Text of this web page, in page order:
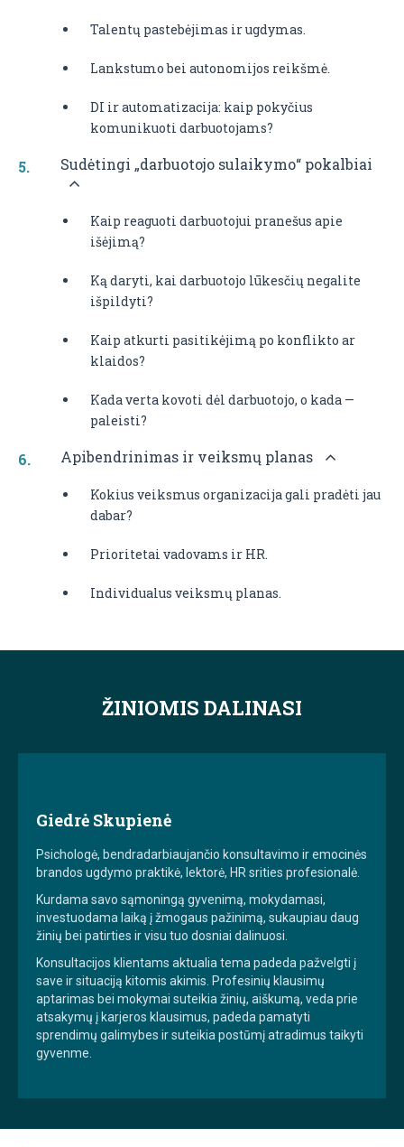
Talentų pastebėjimas ir ugdymas.
Lankstumo bei autonomijos reikšmė.
DI ir automatizacija: kaip pokyčius
komunikuoti darbuotojams?
Sudėtingi „darbuotojo sulaikymo“ pokalbiai
Kaip reaguoti darbuotojui pranešus apie
išėjimą?
Ką daryti, kai darbuotojo lūkesčių negalite
išpildyti?
Kaip atkurti pasitikėjimą po konflikto ar
klaidos?
Kada verta kovoti dėl darbuotojo, o kada —
paleisti?
Apibendrinimas ir veiksmų planas
Kokius veiksmus organizacija gali pradėti jau
dabar?
Prioritetai vadovams ir HR.
Individualus veiksmų planas.
ŽINIOMIS DALINASI
Giedrė Skupienė
Psichologė, bendradarbiaujančio konsultavimo ir emocinės
brandos ugdymo praktikė, lektorė, HR srities profesionalė.
Kurdama savo sąmoningą gyvenimą, mokydamasi,
investuodama laiką į žmogaus pažinimą, sukaupiau daug
žinių bei patirties ir visu tuo dosniai dalinuosi.
Konsultacijos klientams aktualia tema padeda pažvelgti į
save ir situaciją kitomis akimis. Profesinių klausimų
aptarimas bei mokymai suteikia žinių, aiškumą, veda prie
atsakymų į karjeros klausimus, padeda pamatyti
sprendimų galimybes ir suteikia postūmį atradimus taikyti
gyvenme.